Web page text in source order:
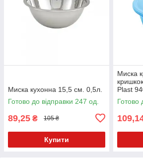
Миска кухонна 15,5 см. 0,5л.
Готово до відправки 247 од.
89,25 ₴ 105 ₴
Купити
Миска
Plast
Готово